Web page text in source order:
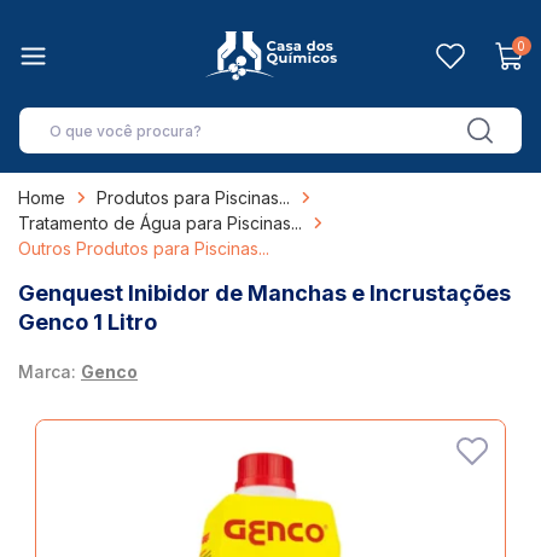
0
Home
Produtos para Piscinas
Tratamento de Água para Piscinas
Outros Produtos para Piscinas
Genquest Inibidor de Manchas e Incrustações
Genco 1 Litro
Marca: Genco